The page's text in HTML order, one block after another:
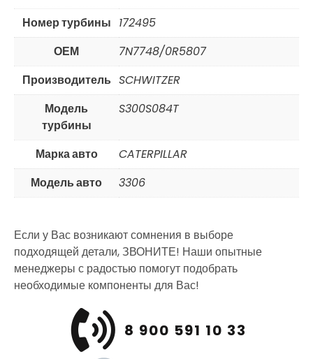
Номер турбины 172495
ОЕМ
7N7748/0R5807
Производитель SCHWITZER
Модель
турбины
S300S084T
Марка авто
CATERPILLAR
Модель авто
3306
Если у Вас возникают сомнения в выборе
подходящей детали, ЗВОНИТЕ! Наши опытные
менеджеры с радостью помогут подобрать
необходимые компоненты для Вас!
8 900 591 10 33